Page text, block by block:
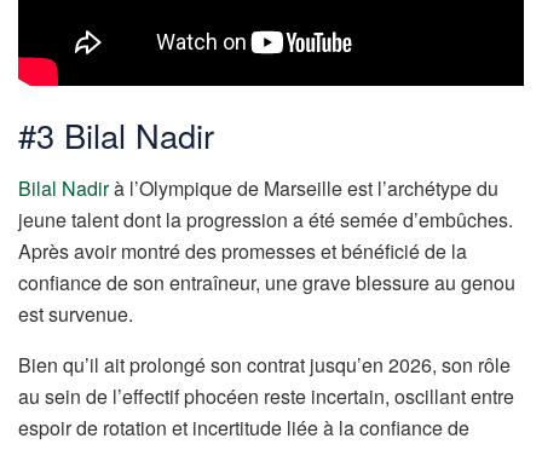
#3 Bilal Nadir
Bilal Nadirà l’Olympique de Marseille est l’archétype du
jeune talent dont la progression a été semée d’embûches.
Après avoir montré des promesses et bénéficié de la
confiance de son entraîneur, une grave blessure au genou
est survenue.
Bien qu’il ait prolongé son contrat jusqu’en 2026, son rôle
au sein de l’effectif phocéen reste incertain, oscillant entre
espoir de rotation et incertitude liée à la confiance de